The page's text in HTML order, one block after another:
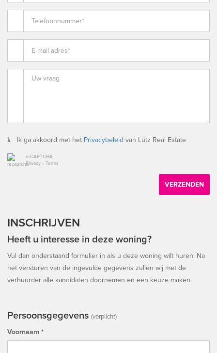
Ik ga akkoord met het Privacybeleid van Lutz Real Estate
reCAPTCHA
Privacy • Terms
VERZENDEN
INSCHRIJVEN
Heeft u interesse in deze woning?
Vul dan onderstaand formulier in als u deze woning wilt huren. Na
het versturen van de ingevulde gegevens zullen wij met de
verhuurder alle kandidaten doornemen en een keuze maken.
Persoonsgegevens (verplicht)
Voornaam *